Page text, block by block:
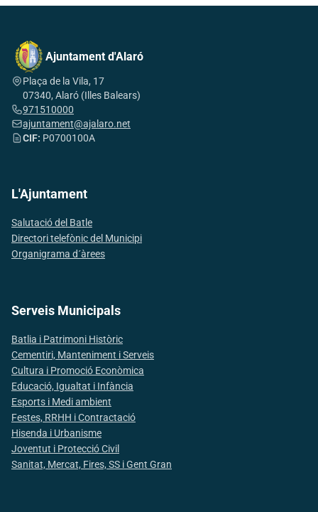
Ajuntament d'Alaró
Plaça de la Vila, 17
07340, Alaró (Illes Balears)
971510000
ajuntament@ajalaro.net
CIF: P0700100A
L'Ajuntament
Salutació del Batle
Directori telefònic del Municipi
Organigrama d´àrees
Serveis Municipals
Batlia i Patrimoni Històric
Cementiri, Manteniment i Serveis
Cultura i Promoció Econòmica
Educació, Igualtat i Infància
Esports i Medi ambient
Festes, RRHH i Contractació
Hisenda i Urbanisme
Joventut i Protecció Civil
Sanitat, Mercat, Fires, SS i Gent Gran